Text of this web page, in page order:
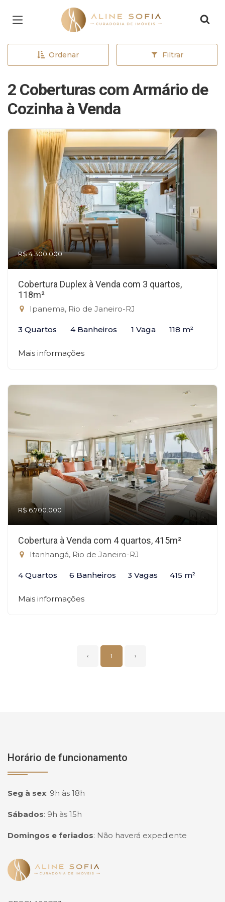
Página inicial
Ordenar Filtrar
2 Coberturas com Armário de
Cozinha à Venda
R$ 4.300.000
Cobertura Duplex à Venda com 3 quartos,
118m²
Ipanema, Rio de Janeiro-RJ
3 Quartos 4 Banheiros 1 Vaga 118 m²
Mais informações
R$ 6.700.000
Cobertura à Venda com 4 quartos, 415m²
Itanhangá, Rio de Janeiro-RJ
4 Quartos 6 Banheiros 3 Vagas 415 m²
Mais informações
‹ 1 ›
Horário de funcionamento
Seg à sex: 9h às 18h
Sábados: 9h às 15h
Domingos e feriados: Não haverá expediente
Página inicial